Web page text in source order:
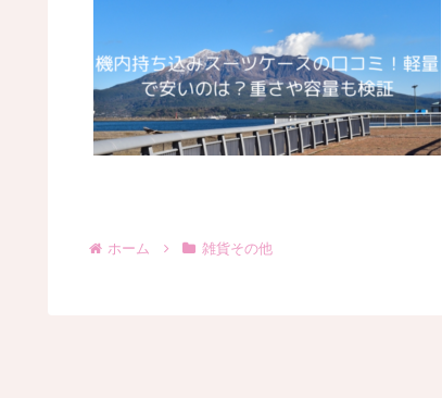
ホーム 雑貨その他